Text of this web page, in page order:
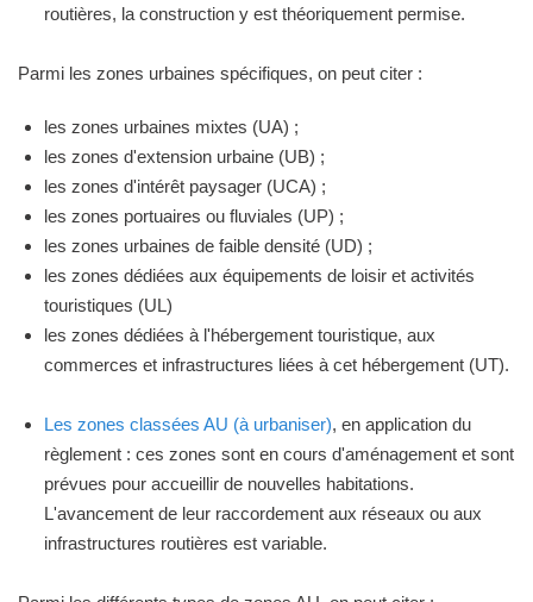
routières, la construction y est théoriquement permise.
Parmi les zones urbaines spécifiques, on peut citer :
les zones urbaines mixtes (UA) ;
les zones d'extension urbaine (UB) ;
les zones d'intérêt paysager (UCA) ;
les zones portuaires ou fluviales (UP) ;
les zones urbaines de faible densité (UD) ;
les zones dédiées aux équipements de loisir et activités
touristiques (UL)
les zones dédiées à l'hébergement touristique, aux
commerces et infrastructures liées à cet hébergement (UT).
Les zones classées AU (à urbaniser), en application du
règlement : ces zones sont en cours d'aménagement et sont
prévues pour accueillir de nouvelles habitations.
L'avancement de leur raccordement aux réseaux ou aux
infrastructures routières est variable.